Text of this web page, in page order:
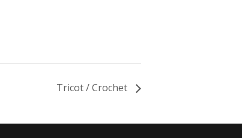
Tricot / Crochet